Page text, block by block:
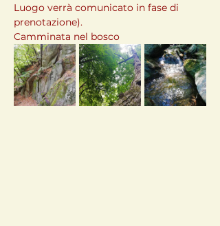
Luogo verrà comunicato in fase di
prenotazione).
Camminata nel bosco